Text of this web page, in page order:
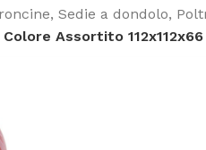
Sedie a dondolo,
Assortito